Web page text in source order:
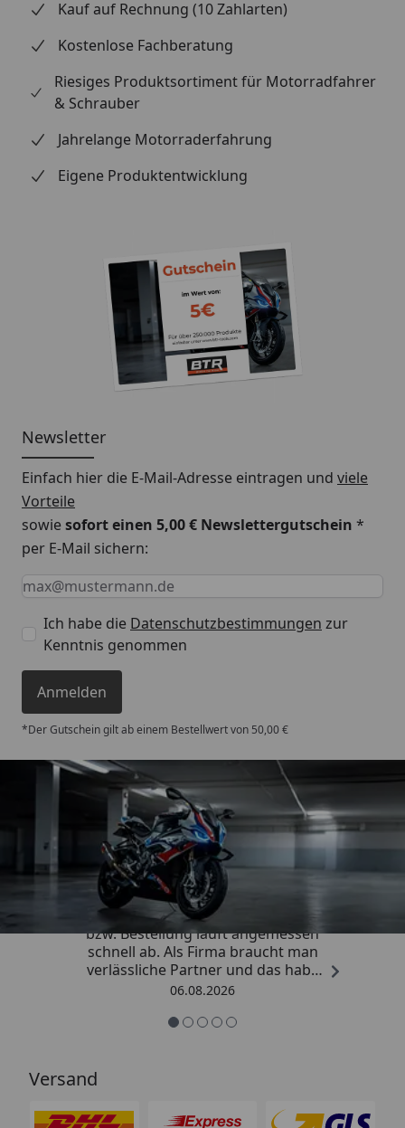
Kauf auf Rechnung (10 Zahlarten)
Kostenlose Fachberatung
Riesiges Produktsortiment für Motorradfahrer
& Schrauber
Jahrelange Motorraderfahrung
Eigene Produktentwicklung
Newsletter
Einfach hier die E-Mail-Adresse eintragen und viele
Vorteile
sowiesofort einen 5,00 € Newslettergutschein *
per E-Mail sichern:
Keine Eingabe erforderlich
Eingabe erforderlich
E-Mail *
Ich habe die Datenschutzbestimmungen zur
Kenntnis genommen
Anmelden
*Der Gutschein gilt ab einem Bestellwert von 50,00 €
Trusted Shops
4,85/ 5
„Die Abwicklung eines Auftrages
bzw. Bestellung läuft angemessen
schnell ab. Als Firma braucht man
verlässliche Partner und das habe
ich hier gefunden.“
06.08.2026
Versand